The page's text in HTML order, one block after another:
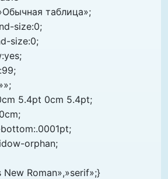
таблица»;
size:0;
size:0;
5.4pt 0cm 5.4pt;
orphan;
Roman»,»serif»;}